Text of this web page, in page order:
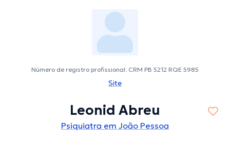
Número de registro profissional: CRM PB 5212 RQE 5985
Site
Leonid Abreu
Psiquiatra em João Pessoa